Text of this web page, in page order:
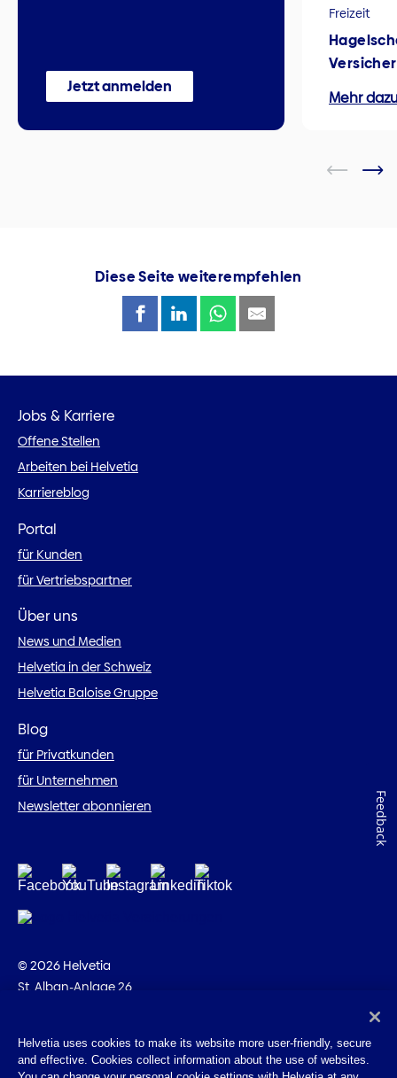
Jetzt anmelden
Freizeit
Mehr
Diese Seite weiterempfehlen
Jobs & Karriere
Offene Stellen
Arbeiten bei Helvetia
Karriereblog
Portal
für Kunden
für Vertriebspartner
Über uns
News und Medien
Helvetia in der Schweiz
Helvetia Baloise Gruppe
Blog
für Privatkunden
für Unternehmen
Newsletter abonnieren
© 2026 Helvetia
St. Alban-Anlage 26
Impressum
Helvetia uses cookies to make its website more user-friendly, secure
and effective. Cookies collect information about the use of websites.
Feedback